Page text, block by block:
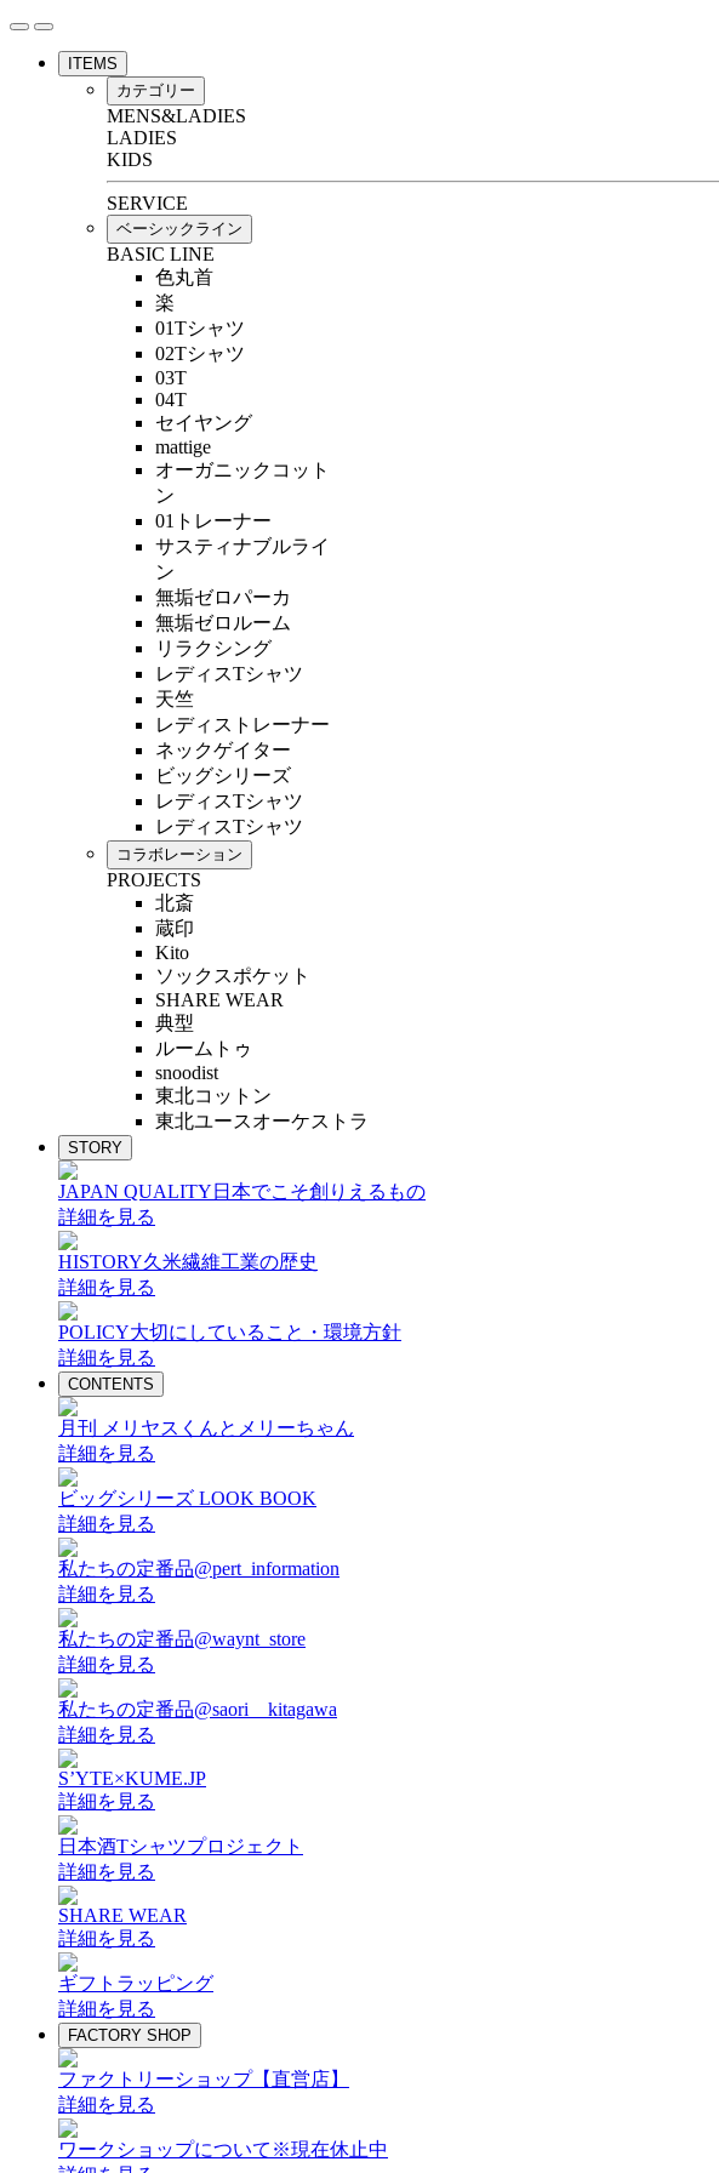
ITEMS
カテゴリー
MENS&LADIES
LADIES
KIDS
SERVICE
ベーシックライン
BASIC LINE
色丸首
楽
01Tシャツ
02Tシャツ
03T
04T
セイヤング
mattige
オーガニックコット
ン
01トレーナー
サスティナブルライ
ン
無垢ゼロパーカ
無垢ゼロルーム
リラクシング
レディスTシャツ
天竺
レディストレーナー
ネックゲイター
ビッグシリーズ
レディスTシャツ
レディスTシャツ
コラボレーション
PROJECTS
北斎
蔵印
Kito
ソックスポケット
SHARE WEAR
典型
ルームトゥ
snoodist
東北コットン
東北ユースオーケストラ
STORY
JAPAN QUALITY 日本でこそ創りえるもの
詳細を見る
HISTORY久米繊維工業の歴史
詳細を見る
POLICY大切にしていること・環境方針
詳細を見る
CONTENTS
月刊 メリヤスくんとメリーちゃん
詳細を見る
ビッグシリーズ LOOK BOOK
詳細を見る
私たちの定番品@pert_information
詳細を見る
私たちの定番品@waynt_store
詳細を見る
私たちの定番品@saori__kitagawa
詳細を見る
S’YTE×KUME.JP
詳細を見る
日本酒Tシャツプロジェクト
詳細を見る
SHARE WEAR
詳細を見る
ギフトラッピング
詳細を見る
FACTORY SHOP
ファクトリーショップ【直営店】
詳細を見る
ワークショップについて ※現在休止中